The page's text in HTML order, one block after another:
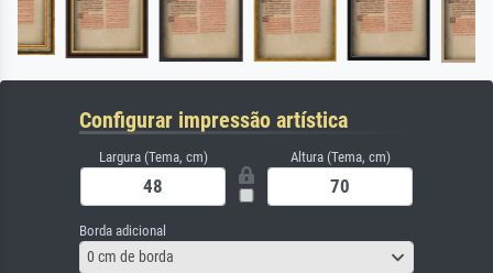
Configurar impressão artística
Largura (Tema, cm) Altura (Tema, cm)
Borda adicional
0 cm de borda